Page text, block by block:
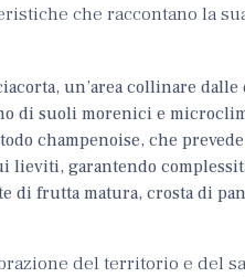
che raccontano la
un’area collinare
di suoli morenici e
champenoise, che
garantendo
di frutta matura, crosta di
del territorio e del